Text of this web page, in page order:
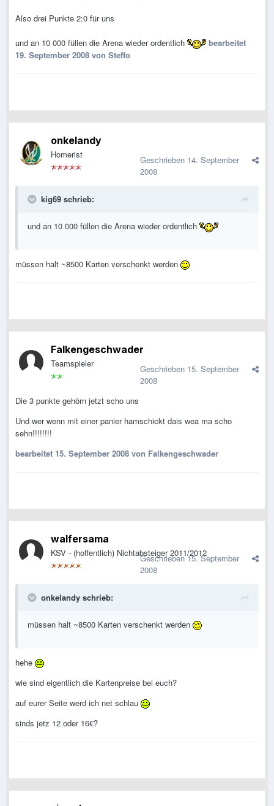
Also drei Punkte 2:0 für uns
und an 10 000 füllen die Arena wieder ordentlich
bearbeitet
19. September 2008 von Steffo
onkelandy
Homerist Geschrieben 14. September
2008
kig69 schrieb:
und an 10 000 füllen die Arena wieder ordentlich
müssen halt ~8500 Karten verschenkt werden
Falkengeschwader
Teamspieler Geschrieben 15. September
2008
Die 3 punkte gehörn jetzt scho uns
Und wer wenn mit einer panier hamschickt dais wea ma scho
sehn!!!!!!!!
bearbeitet 15. September 2008 von Falkengeschwader
walfersama
KSV - (hoffentlich) Nichtabsteiger 2011/2012
Geschrieben15. September
2008
onkelandy schrieb:
müssen halt ~8500 Karten verschenkt werden
hehe
wie sind eigentlich die Kartenpreise bei euch?
auf eurer Seite werd ich net schlau
sinds jetz 12 oder 16€?